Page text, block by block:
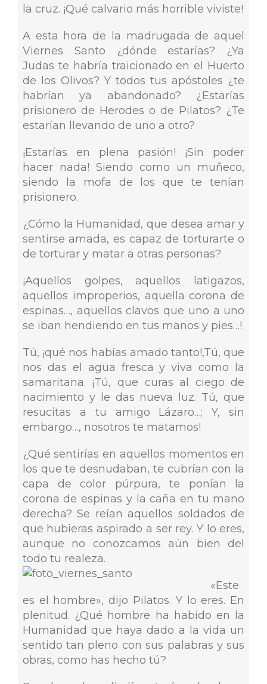
la cruz. ¡Qué calvario más horrible viviste!
A esta hora de la madrugada de aquel
Viernes Santo ¿dónde estarías? ¿Ya
Judas te habría traicionado en el Huerto
de los Olivos? Y todos tus apóstoles ¿te
habrían ya abandonado? ¿Estarías
prisionero de Herodes o de Pilatos? ¿Te
estarían llevando de uno a otro?
¡Estarías en plena pasión! ¡Sin poder
hacer nada! Siendo como un muñeco,
siendo la mofa de los que te tenían
prisionero.
¿Cómo la Humanidad, que desea amar y
sentirse amada, es capaz de torturarte o
de torturar y matar a otras personas?
¡Aquellos golpes, aquellos latigazos,
aquellos improperios, aquella corona de
espinas…, aquellos clavos que uno a uno
se iban hendiendo en tus manos y pies…!
Tú, ¡qué nos habías amado tanto!,Tú, que
nos das el agua fresca y viva como la
samaritana. ¡Tú, que curas al ciego de
nacimiento y le das nueva luz. Tú, que
resucitas a tu amigo Lázaro…; Y, sin
embargo…, nosotros te matamos!
¿Qué sentirías en aquellos momentos en
los que te desnudaban, te cubrían con la
capa de color púrpura, te ponían la
corona de espinas y la caña en tu mano
derecha? Se reían aquellos soldados de
que hubieras aspirado a ser rey. Y lo eres,
aunque no conozcamos aún bien del
todo tu realeza.
«Este
es el hombre», dijo Pilatos. Y lo eres. En
plenitud. ¿Qué hombre ha habido en la
Humanidad que haya dado a la vida un
sentido tan pleno con sus palabras y sus
obras, como has hecho tú?